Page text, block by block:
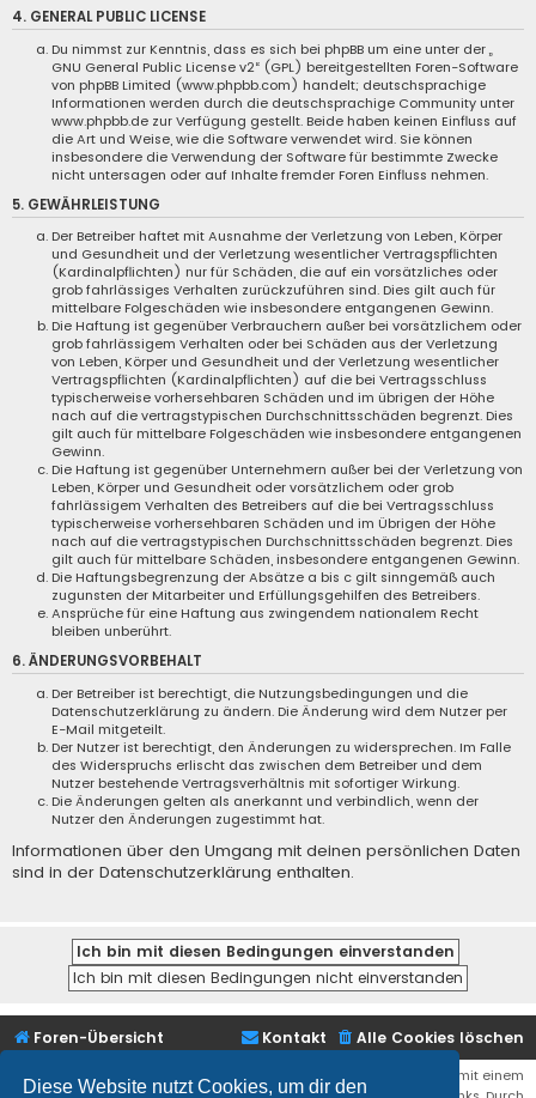
Diese Website nutzt Cookies, um dir den
4. GENERAL PUBLIC LICENSE
Du nimmst zur Kenntnis, dass es sich bei phpBB um eine unter der „
GNU General Public License v2“ (GPL) bereitgestellten Foren-Software
von phpBB Limited (www.phpbb.com) handelt; deutschsprachige
Informationen werden durch die deutschsprachige Community unter
www.phpbb.de zur Verfügung gestellt. Beide haben keinen Einfluss auf
die Art und Weise, wie die Software verwendet wird. Sie können
insbesondere die Verwendung der Software für bestimmte Zwecke
nicht untersagen oder auf Inhalte fremder Foren Einfluss nehmen.
5. GEWÄHRLEISTUNG
Der Betreiber haftet mit Ausnahme der Verletzung von Leben, Körper
und Gesundheit und der Verletzung wesentlicher Vertragspflichten
(Kardinalpflichten) nur für Schäden, die auf ein vorsätzliches oder
grob fahrlässiges Verhalten zurückzuführen sind. Dies gilt auch für
mittelbare Folgeschäden wie insbesondere entgangenen Gewinn.
Die Haftung ist gegenüber Verbrauchern außer bei vorsätzlichem oder
grob fahrlässigem Verhalten oder bei Schäden aus der Verletzung
von Leben, Körper und Gesundheit und der Verletzung wesentlicher
Vertragspflichten (Kardinalpflichten) auf die bei Vertragsschluss
typischerweise vorhersehbaren Schäden und im übrigen der Höhe
nach auf die vertragstypischen Durchschnittsschäden begrenzt. Dies
gilt auch für mittelbare Folgeschäden wie insbesondere entgangenen
Gewinn.
Die Haftung ist gegenüber Unternehmern außer bei der Verletzung von
Leben, Körper und Gesundheit oder vorsätzlichem oder grob
fahrlässigem Verhalten des Betreibers auf die bei Vertragsschluss
typischerweise vorhersehbaren Schäden und im Übrigen der Höhe
nach auf die vertragstypischen Durchschnittsschäden begrenzt. Dies
gilt auch für mittelbare Schäden, insbesondere entgangenen Gewinn.
Die Haftungsbegrenzung der Absätze a bis c gilt sinngemäß auch
zugunsten der Mitarbeiter und Erfüllungsgehilfen des Betreibers.
Ansprüche für eine Haftung aus zwingendem nationalem Recht
bleiben unberührt.
6. ÄNDERUNGSVORBEHALT
Der Betreiber ist berechtigt, die Nutzungsbedingungen und die
Datenschutzerklärung zu ändern. Die Änderung wird dem Nutzer per
E-Mail mitgeteilt.
Der Nutzer ist berechtigt, den Änderungen zu widersprechen. Im Falle
des Widerspruchs erlischt das zwischen dem Betreiber und dem
Nutzer bestehende Vertragsverhältnis mit sofortiger Wirkung.
Die Änderungen gelten als anerkannt und verbindlich, wenn der
Nutzer den Änderungen zugestimmt hat.
Informationen über den Umgang mit deinen persönlichen Daten
sind in der Datenschutzerklärung enthalten.
Foren-Übersicht Alle Cookies löschen
Kontakt
Bei den Links zu Shops (Amazon, Ebay, Aliexpress, ...) und Links, die mit einem